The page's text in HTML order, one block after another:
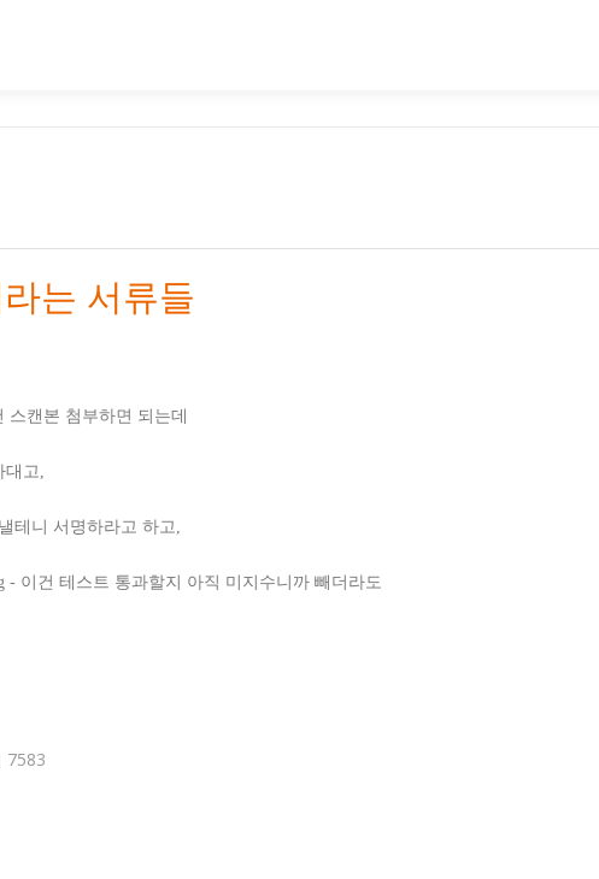
는 서류들
캔본 첨부하면 되는데
대고,
테니 서명하라고 하고,
- 이건 테스트 통과할지 아직 미지수니까 빼더라도
7583